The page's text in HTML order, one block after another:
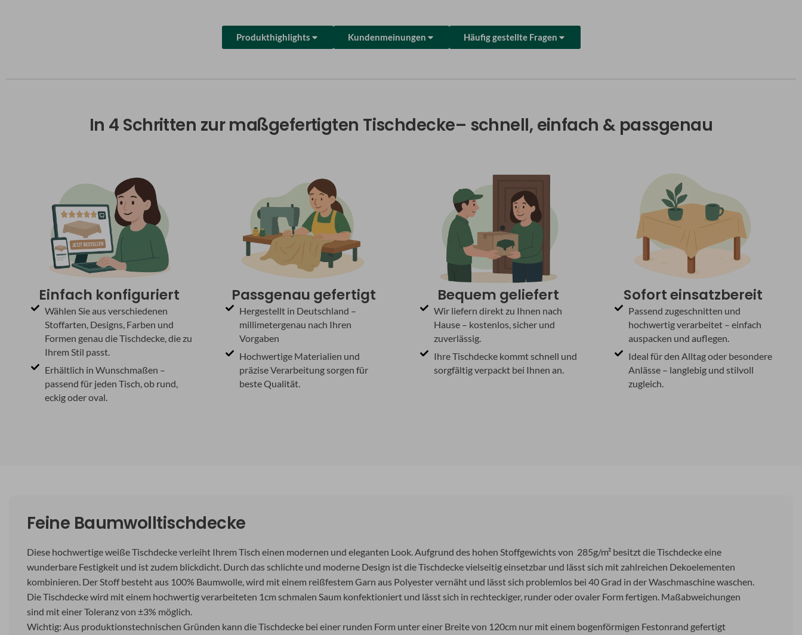
Produkthighlights Kundenmeinungen Häufig gestellte Fragen
In 4 Schritten zur maßgefertigten Tischdecke– schnell, einfach & passgenau
Einfach konfiguriert
Wählen Sie aus verschiedenen
Stoffarten, Designs, Farben und
Formen genau die Tischdecke, die zu
Ihrem Stil passt.
Erhältlich in Wunschmaßen –
passend für jeden Tisch, ob rund,
eckig oder oval.
Passgenau gefertigt
Hergestellt in Deutschland –
millimetergenau nach Ihren
Vorgaben
Hochwertige Materialien und
präzise Verarbeitung sorgen für
beste Qualität.
Bequem geliefert
Wir liefern direkt zu Ihnen nach
Hause – kostenlos, sicher und
zuverlässig.
Ihre Tischdecke kommt schnell und
sorgfältig verpackt bei Ihnen an.
Sofort einsatzbereit
Passend zugeschnitten und
hochwertig verarbeitet – einfach
auspacken und auflegen.
Ideal für den Alltag oder besondere
Anlässe – langlebig und stilvoll
zugleich.
Feine Baumwolltischdecke
Diese hochwertige weiße Tischdecke verleiht Ihrem Tisch einen modernen und eleganten Look. Aufgrund des hohen Stoffgewichts von 285g/m² besitzt die Tischdecke eine
wunderbare Festigkeit und ist zudem blickdicht. Durch das schlichte und moderne Design ist die Tischdecke vielseitig einsetzbar und lässt sich mit zahlreichen Dekoelementen
kombinieren. Der Stoff besteht aus 100% Baumwolle, wird mit einem reißfestem Garn aus Polyester vernäht und lässt sich problemlos bei 40 Grad in der Waschmaschine waschen.
Die Tischdecke wird mit einem hochwertig verarbeiteten 1cm schmalen Saum konfektioniert und lässt sich in rechteckiger, runder oder ovaler Form fertigen. Maßabweichungen
sind mit einer Toleranz von ±3% möglich.
Wichtig: Aus produktionstechnischen Gründen kann die Tischdecke bei einer runden Form unter einer Breite von 120cm nur mit einem bogenförmigen Festonrand gefertigt